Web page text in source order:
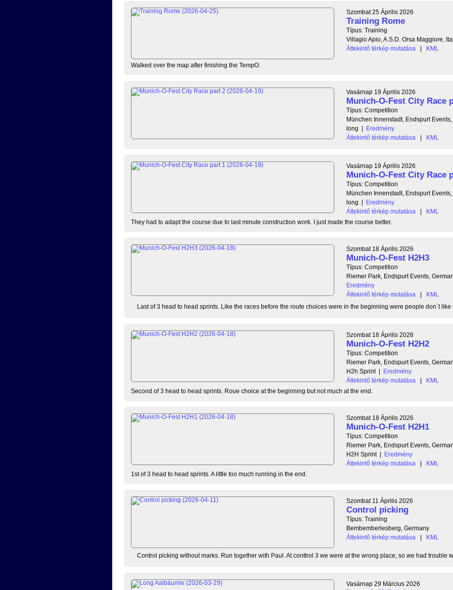
Szombat 25 Április 2026
Training Rome
Típus: Training
Villagio Apio, A.S.D. Orsa Maggiore,
Áttekintő térkép mutatása
| KML
Walked over the map after finishing the TempO.
Vasárnap 19 Április 2026
Munich-O-Fest City Race
Típus: Competition
München Innenstadt, Endspurt
long | Eredmény
Áttekintő térkép mutatása
| KML
Vasárnap 19 Április 2026
Munich-O-Fest City Race
Típus: Competition
München Innenstadt, Endspurt
long | Eredmény
Áttekintő térkép mutatása
|
KML
They had to adapt the course due to last minute construction work. I just made the course better.
Szombat 18 Április 2026
Munich-O-Fest H2H3
Típus: Competition
Riemer Park, Endspurt Events,
Eredmény
Áttekintő térkép mutatása
|
KML
Last of 3 head to head sprints. Like the races before the route choices were in the beginning were people don´t like
Szombat 18 Április 2026
Munich-O-Fest H2H2
Típus: Competition
Riemer Park, Endspurt Events,
H2h Sprint | Eredmény
Áttekintő térkép mutatása
|
KML
Second of 3 head to head sprints. Roue choice at the beginning but not much at the end.
Szombat 18 Április 2026
Munich-O-Fest H2H1
Típus: Competition
Riemer Park, Endspurt Events,
H2H Sprint | Eredmény
Áttekintő térkép mutatása
|
KML
1st of 3 head to head sprints. A little too much running in the end.
Szombat 11 Április 2026
Control picking
Típus: Training
Bembemberlesberg, Germany
Áttekintő térkép mutatása
| KML
Control picking without marks. Run together with Paul. At conttrol 3 we were at the wrong place, so we had trouble
Vasárnap 29 Március 2026